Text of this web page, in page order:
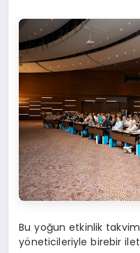
Bu yoğun etkinlik
yöneticileriyle birebir